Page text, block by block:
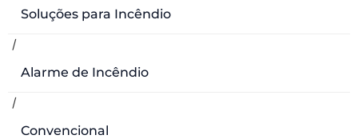
Soluções para Incêndio
/
Alarme de Incêndio
/
Convencional